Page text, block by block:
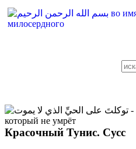
Красочный Тунис. Сусс